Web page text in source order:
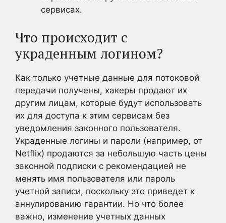
сервисах.
Что происходит с
украденным логином?
Как только учетные данные для потоковой
передачи получены, хакеры продают их
другим лицам, которые будут использовать
их для доступа к этим сервисам без
уведомления законного пользователя.
Украденные логины и пароли (например, от
Netflix) продаются за небольшую часть цены
законной подписки с рекомендацией не
менять имя пользователя или пароль
учетной записи, поскольку это приведет к
аннулированию гарантии. Но что более
важно, изменение учетных данных